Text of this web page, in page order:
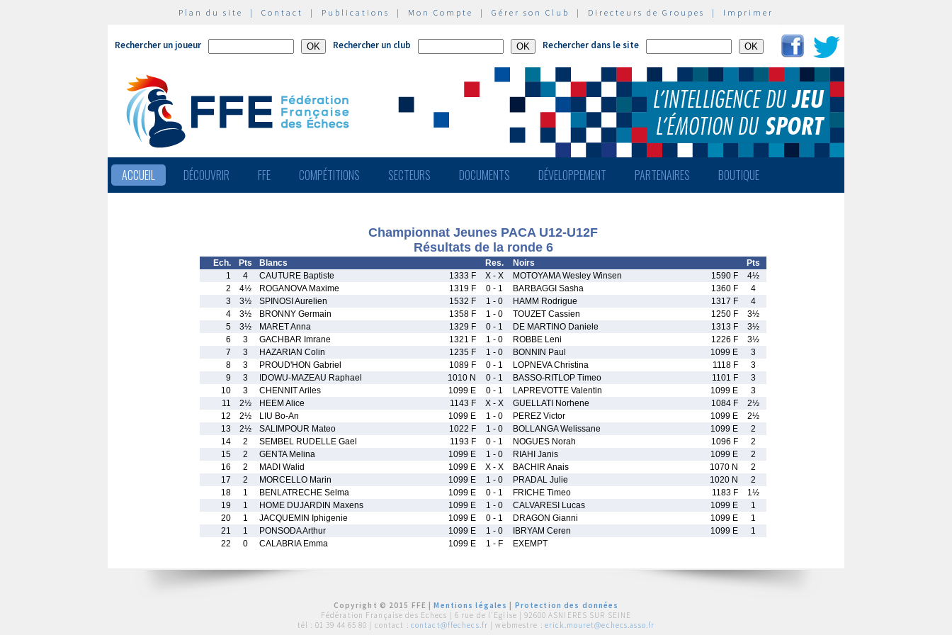
Plan du site | Contact | Publications | Mon Compte | Gérer son Club | Directeurs de Groupes | Imprimer
Rechercher un joueur Rechercher un club Rechercher dans le site
ACCUEIL DÉCOUVRIR FFE COMPÉTITIONS SECTEURS DOCUMENTS DÉVELOPPEMENT PARTENAIRES BOUTIQUE
Championnat Jeunes PACA U12-U12F
Résultats de la ronde 6
Ech. Pts Blancs Res. Noirs
Pts
1
4 CAUTURE Baptiste 1333 F X - X MOTOYAMA Wesley Winsen 1590 F
4½
2
4½ ROGANOVA Maxime 1319 F 0 - 1 BARBAGGI Sasha 1360 F
4
3
3½ SPINOSI Aurelien 1532 F 1 - 0 HAMM Rodrigue 1317 F
4
4
3½ BRONNY Germain 1358 F 1 - 0 TOUZET Cassien 1250 F
3½
5
3½ MARET Anna 1329 F 0 - 1 DE MARTINO Daniele 1313 F
3½
6
3 GACHBAR Imrane 1321 F 1 - 0 ROBBE Leni 1226 F
3½
7
3 HAZARIAN Colin 1235 F 1 - 0 BONNIN Paul 1099 E
3
8
3 PROUD'HON Gabriel 1089 F 0 - 1 LOPNEVA Christina 1118 F
3
9
3 IDOWU-MAZEAU Raphael 1010 N 0 - 1 BASSO-RITLOP Timeo 1101 F
3
10
3 CHENNIT Ariles 1099 E 0 - 1 LAPREVOTTE Valentin 1099 E
3
11
2½ HEEM Alice 1143 F X - X GUELLATI Norhene 1084 F
2½
12
2½ LIU Bo-An 1099 E 1 - 0 PEREZ Victor 1099 E
2½
13
2½ SALIMPOUR Mateo 1022 F 1 - 0 BOLLANGA Welissane 1099 E
2
14
2 SEMBEL RUDELLE Gael 1193 F 0 - 1 NOGUES Norah 1096 F
2
15
2 GENTA Melina 1099 E 1 - 0 RIAHI Janis 1099 E
2
16
2 MADI Walid 1099 E X - X BACHIR Anais 1070 N
2
17
2 MORCELLO Marin 1099 E 1 - 0 PRADAL Julie 1020 N
2
18
1 BENLATRECHE Selma 1099 E 0 - 1 FRICHE Timeo 1183 F
1½
19
1 HOME DUJARDIN Maxens 1099 E 1 - 0 CALVARESI Lucas 1099 E
1
20
1 JACQUEMIN Iphigenie 1099 E 0 - 1 DRAGON Gianni 1099 E
1
21
1 PONSODA Arthur 1099 E 1 - 0 IBRYAM Ceren 1099 E
1
22
0 CALABRIA Emma 1099 E 1 - F EXEMPT
Copyright © 2015 FFE |Mentions légales
Protection des données
Fédération Française des Echecs | 6 rue de l'Eglise | 92600 ASNIERES SUR SEINE
tél : 01 39 44 65 80 | contact : contact@ffechecs.fr | webmestre : erick.mouret@echecs.asso.fr